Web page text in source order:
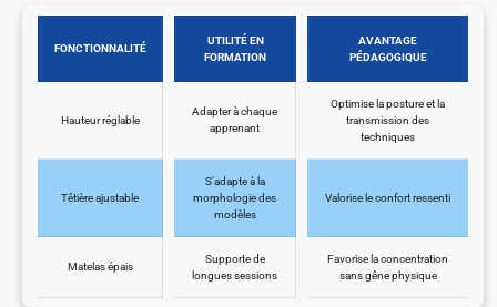
FONCTIONNALITÉ
UTILITÉ EN
FORMATION
AVANTAGE
PÉDAGOGIQUE
Hauteur réglable
Adapter à chaque
apprenant
Optimise la posture et la
transmission des
techniques
Têtière ajustable
S’adapte à la
morphologie des
modèles
Valorise le confort ressenti
Matelas épais
Supporte de
longues sessions
Favorise la concentration
sans gêne physique